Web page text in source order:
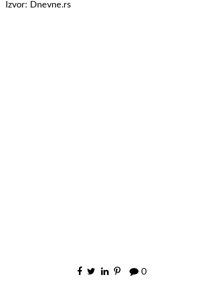
Izvor: Dnevne.rs
0